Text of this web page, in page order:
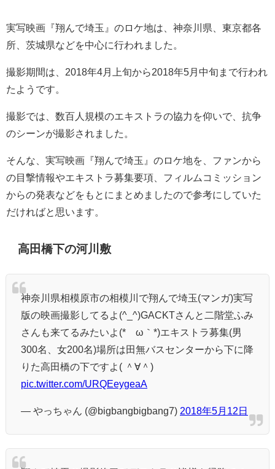
実写映画『翔んで埼玉』のロケ地は、神奈川県、東京都各
所、茨城県などを中心に行われました。
撮影期間は、2018年4月上旬から2018年5月中旬まで行われ
たようです。
撮影では、数百人規模のエキストラの協力を仰いで、抗争
のシーンが撮影されました。
そんな、実写映画『翔んで埼玉』のロケ地を、ファンから
の目撃情報やエキストラ募集要項、フィルムコミッション
からの発表などをもとにまとめましたので参考にしていた
だければと思います。
高田橋下の河川敷
神奈川県相模原市の相模川で翔んで埼玉(マンガ)実写
版の映画撮影してるよ(^_^)GACKTさんと二階堂ふみ
さんも来てるみたいよ(*´ω｀*)エキストラ募集(男
300名、女200名)場所は田無バスセンターから下に降
りた高田橋の下ですよ( ＾∀＾)
pic.twitter.com/URQEeygeaA
— やっちゃん (@bigbangbigbang7) 2018年5月12日